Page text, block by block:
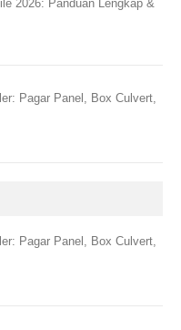
2026: Panduan Lengkap &
Pagar Panel, Box Culvert,
Pagar Panel, Box Culvert,